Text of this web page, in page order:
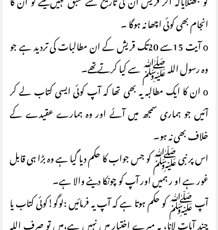
انجام بھی کوئی اچھا نہ ہوگا ۔
o آیت 15سے 20تک قریش کے ان مطالبات کی تردید ہے جو
وہ رسول اللہ ﷺ سے کیا کرتے تھے۔
o ان کا ایک مطالبہ یہ بھی تھا کہ آپ کوئی ایسی کتاب لے کر
آئیں جو ہماری سمجھ میں آئے اور وہ ہمارے عقیدے کے
خلاف بھی نہ ہو۔
اس پر نبی ﷺ کو جس جواب کا حکم دیا گیا ہے وہ بڑا ہی قابل
غور ہے او ر ہمیں اور آپ کو چونکا دینے والا ہے۔
آپ ﷺ کو حکم ہوتا ہے کہ آپ یہ فرمائیں :لوگو!کوئی کتاب یا